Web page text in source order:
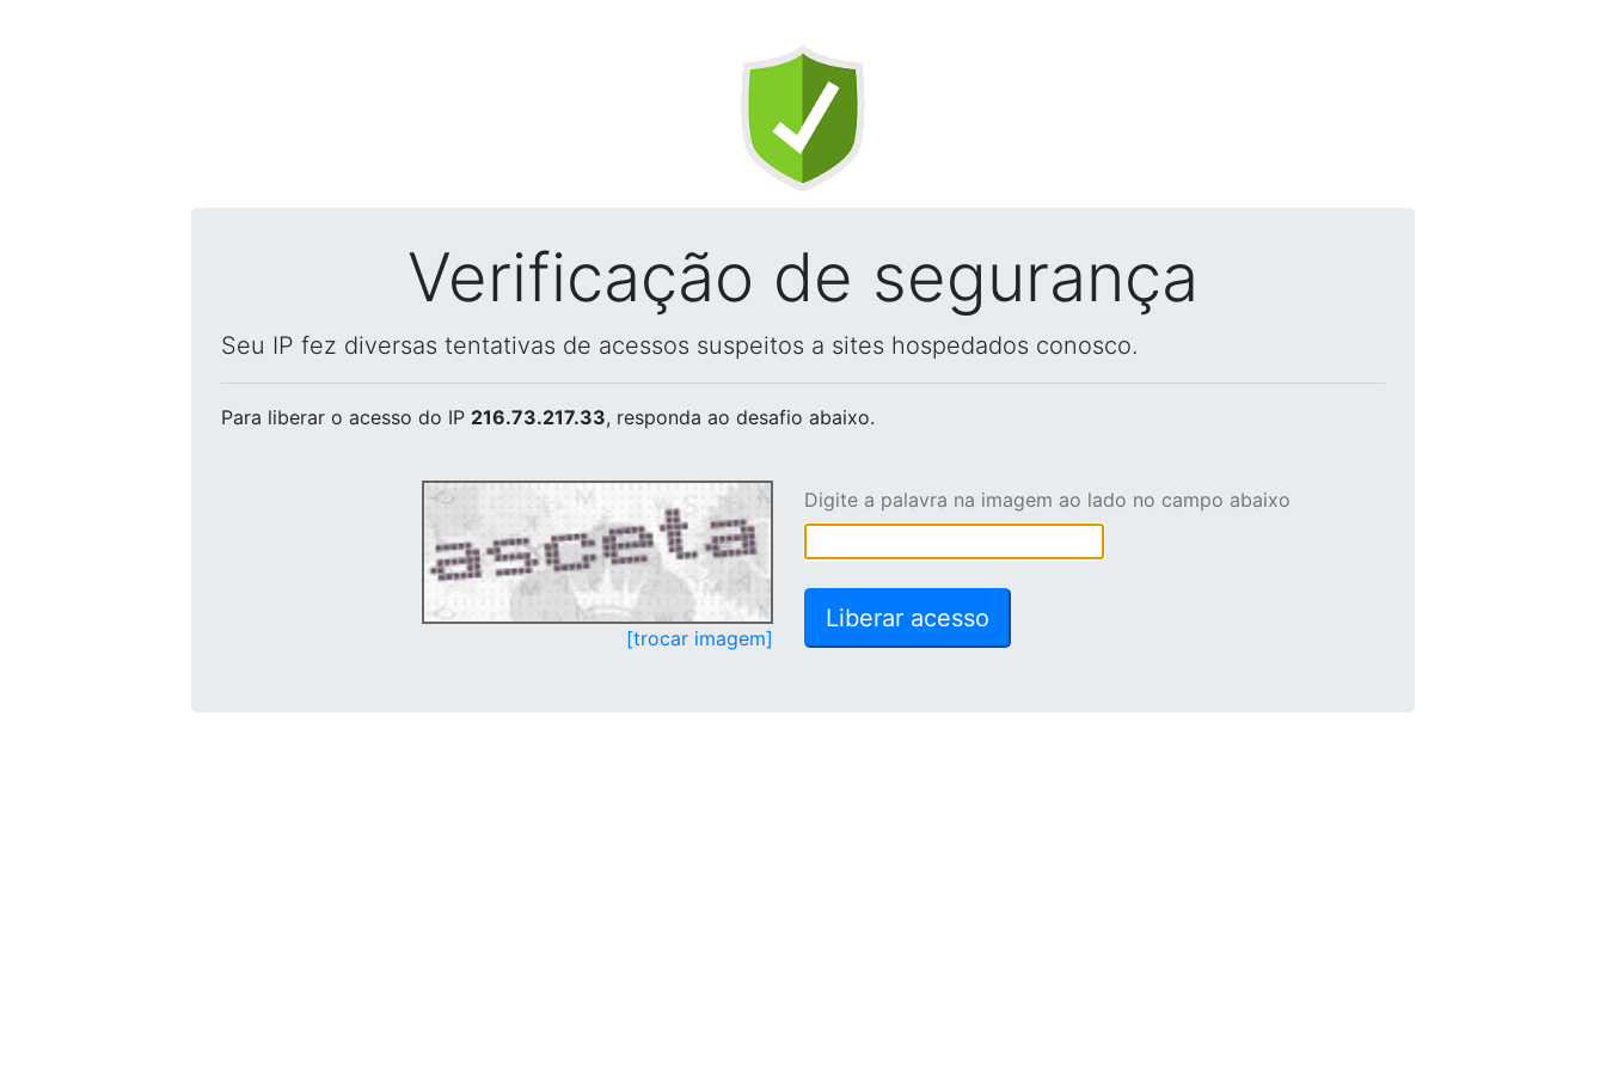
Verificação de segurança
Seu IP fez diversas tentativas de acessos suspeitos a sites hospedados conosco.
Para liberar o acesso do IP 216.73.217.33, responda ao desafio abaixo.
[trocar imagem]
Digite a palavra na imagem ao lado no campo abaixo